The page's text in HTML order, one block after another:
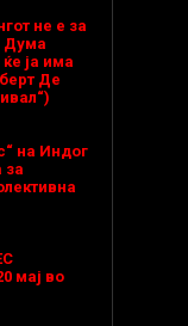
не е за
Дума
ја има
Де
на Индог
за
мај во